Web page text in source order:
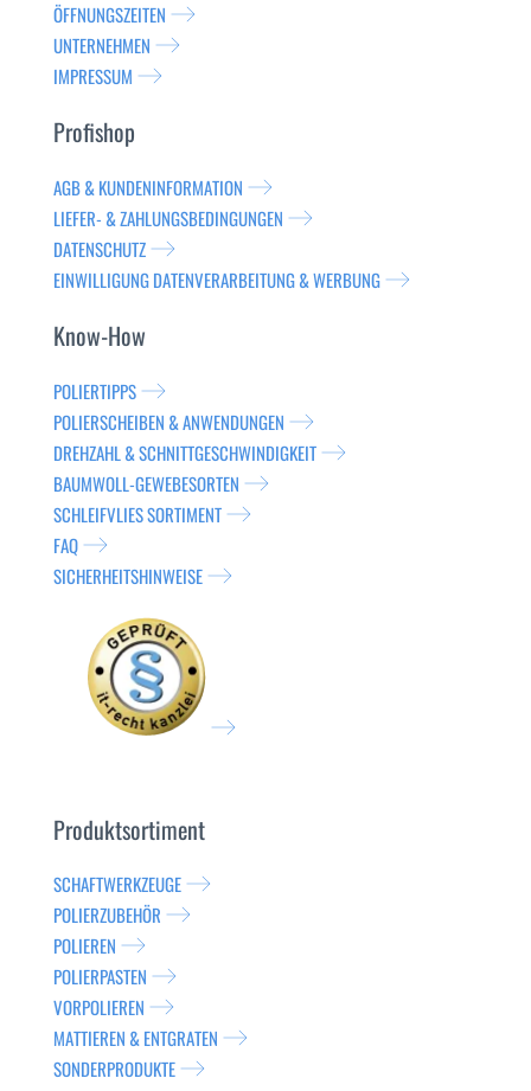
ÖFFNUNGSZEITEN
UNTERNEHMEN
IMPRESSUM
Profishop
AGB & KUNDENINFORMATION
LIEFER- & ZAHLUNGSBEDINGUNGEN
DATENSCHUTZ
EINWILLIGUNG DATENVERARBEITUNG & WERBUNG
Know-How
POLIERTIPPS
POLIERSCHEIBEN & ANWENDUNGEN
DREHZAHL & SCHNITTGESCHWINDIGKEIT
BAUMWOLL-GEWEBESORTEN
SCHLEIFVLIES SORTIMENT
FAQ
SICHERHEITSHINWEISE
Produktsortiment
SCHAFTWERKZEUGE
POLIERZUBEHÖR
POLIEREN
POLIERPASTEN
VORPOLIEREN
MATTIEREN & ENTGRATEN
SONDERPRODUKTE